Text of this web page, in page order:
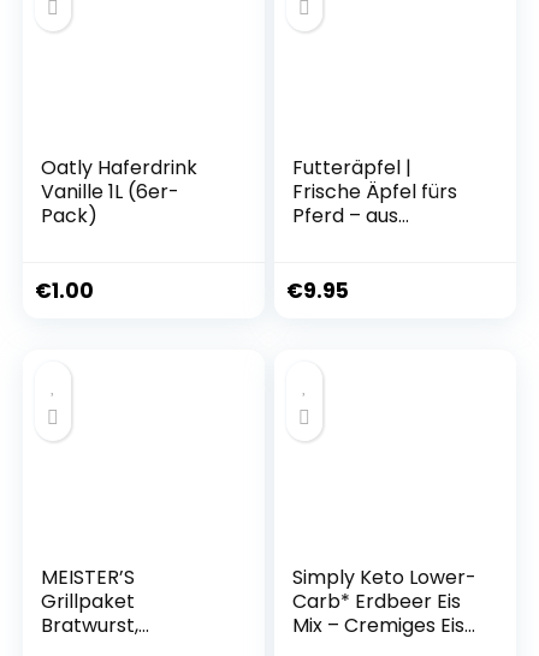
Oatly Haferdrink
Vanille 1L (6er-
Pack)
€1.00
Futteräpfel |
Frische Äpfel fürs
Pferd – aus
€9.95
MEISTER’S
Grillpaket
Bratwurst,
Simply Keto Lower-
Carb* Erdbeer Eis
Mix – Cremiges Eis